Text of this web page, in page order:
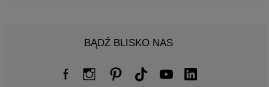
BĄDŹ BLISKO NAS